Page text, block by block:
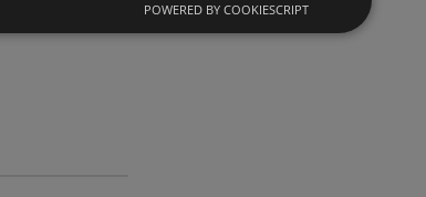
POWERED BY COOKIESCRIPT